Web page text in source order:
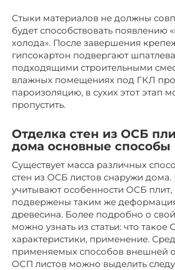
Стыки материалов не должны
будет способствовать появлению
холода». После завершения
гипсокартон подвергают
подходящими строительными
влажных помещениях под ГКЛ
пароизоляцию, в сухих этот этап
пропустить.
Отделка стен из ОСБ
дома основные способы
Существует масса различных
стен из ОСБ листов снаружи дома.
учитывают особенности ОСБ
подвержены таким же
древесина. Более подробно о
можно узнать из статьи: что
характеристики, применение.
применяемых способов внешней
ОСП листов можно выделить